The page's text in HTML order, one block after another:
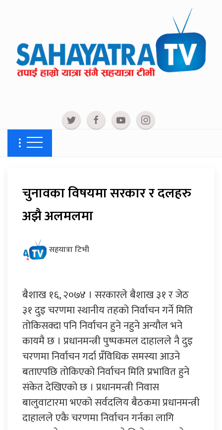
चुनावका विषयमा सरकार र दलहरु
अझै अलमलमा
सहयात्रा टिभी
बैशाख १६, २०७४ । सरकारले बैशाख ३१ र जेठ
३१ दुइ चरणमा स्थानीय तहको निर्वाचन गर्ने मिति
तोकिसक्दा पनि निर्वाचन हुने नहुने अन्यौल भने
कायमै छ । प्रधानमन्त्री पुष्पकमल दाहालले नै दुइ
चरणमा निर्वाचन गर्दा प्रँविधिक समस्या आउने
बताएपछि तोकिएको निर्वाचन मिति प्रभावित हुने
संकेत देखिएको छ । प्रधानमन्त्री निवास
बालुवाटारमा भएको सर्वदलिय बैठकमा प्रधानमन्त्री
दाहालले एकै चरणमा निर्वाचन गर्नका लागि